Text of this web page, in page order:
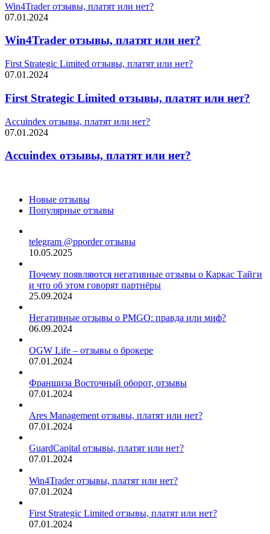
Win4Trader отзывы, платят или нет?
07.01.2024
Win4Trader отзывы, платят или нет?
First Strategic Limited отзывы, платят или нет?
07.01.2024
First Strategic Limited отзывы, платят или нет?
Accuindex отзывы, платят или нет?
07.01.2024
Accuindex отзывы, платят или нет?
Новые отзывы
Популярные отзывы
telegram @pporder отзывы
10.05.2025
Почему появляются негативные отзывы о Каркас Тайги
и что об этом говорят партнёры
25.09.2024
Негативные отзывы о PMGO: правда или миф?
06.09.2024
OGW Life – отзывы о брокере
07.01.2024
Франшиза Восточный оборот, отзывы
07.01.2024
Ares Management отзывы, платят или нет?
07.01.2024
GuardCapital отзывы, платят или нет?
07.01.2024
Win4Trader отзывы, платят или нет?
07.01.2024
First Strategic Limited отзывы, платят или нет?
07.01.2024